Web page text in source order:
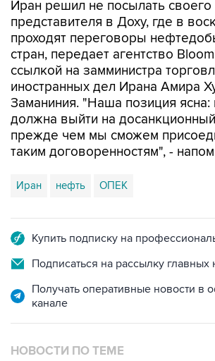
проходят переговоры
стран, передает агентство
ссылкой на замминистра
иностранных дел Ирана Амира
Заманиния. "Наша позиция ясна:
должна выйти на досанкционный
прежде чем мы сможем
таким договоренностям", -
Иран нефть ОПЕК
Подписаться на рассылку главных
Получать оперативные новости в
НОВОСТИ ПО ТЕМЕ
17 апреля 2016 года 10:00